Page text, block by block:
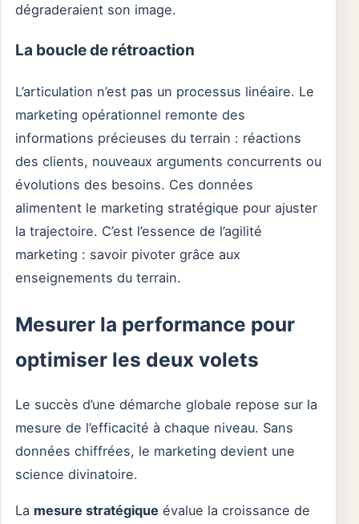
dégraderaient son image.
La boucle de rétroaction
L’articulation n’est pas un processus linéaire. Le
marketing opérationnel remonte des
informations précieuses du terrain : réactions
des clients, nouveaux arguments concurrents ou
évolutions des besoins. Ces données
alimentent le marketing stratégique pour ajuster
la trajectoire. C’est l’essence de l’agilité
marketing : savoir pivoter grâce aux
enseignements du terrain.
Mesurer la performance pour
optimiser les deux volets
Le succès d’une démarche globale repose sur la
mesure de l’efficacité à chaque niveau. Sans
données chiffrées, le marketing devient une
science divinatoire.
La mesure stratégique évalue la croissance de